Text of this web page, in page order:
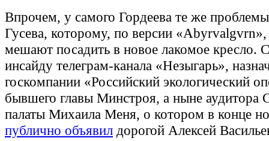
Впрочем, у самого Гордеева те же
Гусева, которому, по версии
мешают посадить в новое лакомое кресло.
инсайду телеграм-канала «Незыгарь»,
госкомпании «Российский экологический
бывшего главы Минстроя, а ныне аудитора
палаты Михаила Меня, о котором в конце
публично объявил дорогой Алексей